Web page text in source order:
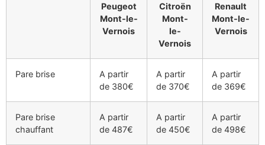
Peugeot
Mont-le-
Vernois
Citroën
Mont-
le-
Vernois
Renault
Mont-le-
Vernois
Pare brise
A partir
de 380€
A partir
de 370€
A partir
de 369€
Pare brise
chauffant
A partir
de 487€
A partir
de 450€
A partir
de 498€